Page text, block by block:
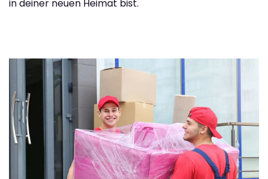
in deiner neuen Heimat bist.